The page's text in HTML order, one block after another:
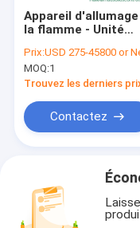
Appareil
la flamme - Unité
distance au gaz
le fonctionnement
de l'équipement de
sûrs
Prix:USD 275-45800 or
MOQ:1
Trouvez les derniers
Contactez